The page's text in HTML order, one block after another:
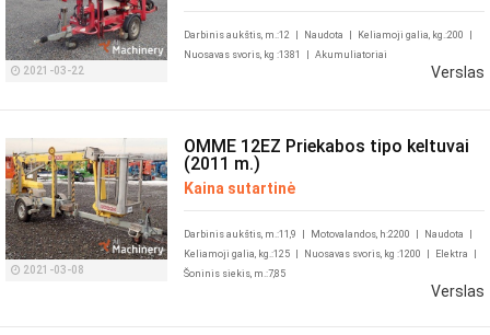
2021-03-22
Darbinis aukštis, m.:12 Naudota Keliamoji galia, kg.:200
Nuosavas svoris, kg :1381
Akumuliatoriai
Verslas
2021-03-08
OMME 12EZ Priekabos tipo keltuvai
(2011 m.)
Kaina sutartinė
Darbinis aukštis, m.:11,9 Motovalandos, h:2200 Naudota
Keliamoji galia, kg.:125
Nuosavas svoris, kg :1200 Elektra
Šoninis siekis, m.:7,85
Verslas